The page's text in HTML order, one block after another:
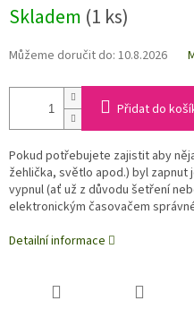
Skladem (1 ks)
Můžeme doručit do: 10.8.2026
Přidat do
Pokud potřebujete zajistit aby
žehlička, světlo apod.) byl
vypnul (ať už z důvodu šetření
elektronickým časovačem
Detailní informace